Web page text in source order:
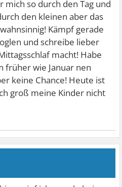
mich so durch den Tag und
den kleinen aber das
Kämpf gerade
und schreibe lieber
macht! Habe
früher wie Januar nen
keine Chance! Heute ist
groß meine Kinder nicht